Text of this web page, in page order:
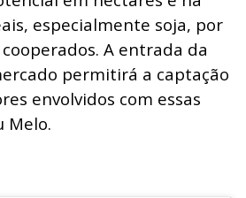
especialmente soja, por
A entrada da
permitirá a captação
envolvidos com essas
Melo.